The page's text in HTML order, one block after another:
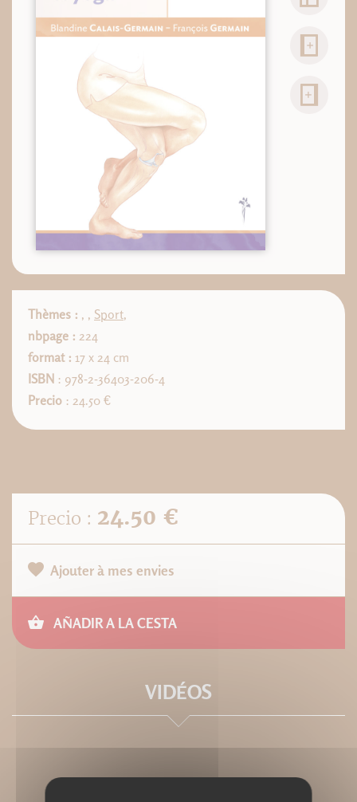
Thèmes : , , Sport,
nbpage : 224
format : 17 x 24 cm
ISBN : 978-2-36403-206-4
Precio : 24.50 €
Precio : 24.50 €
Ajouter à mes envies
AÑADIR A LA CESTA
VIDÉOS